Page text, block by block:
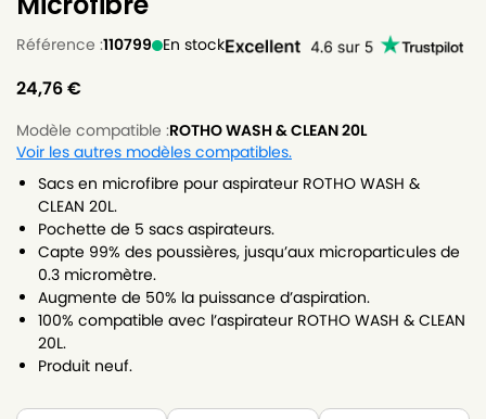
Référence :110799 En stock
24,76€
Modèle compatible :ROTHO WASH & CLEAN 20L
Voir les autres modèles compatibles.
Sacs en microfibre pour aspirateur ROTHO WASH &
CLEAN 20L.
Pochette de 5 sacs aspirateurs.
Capte 99% des poussières, jusqu’aux microparticules de
0.3 micromètre.
Augmente de 50% la puissance d’aspiration.
100% compatible avec l’aspirateur ROTHO WASH & CLEAN
20L.
Produit neuf.